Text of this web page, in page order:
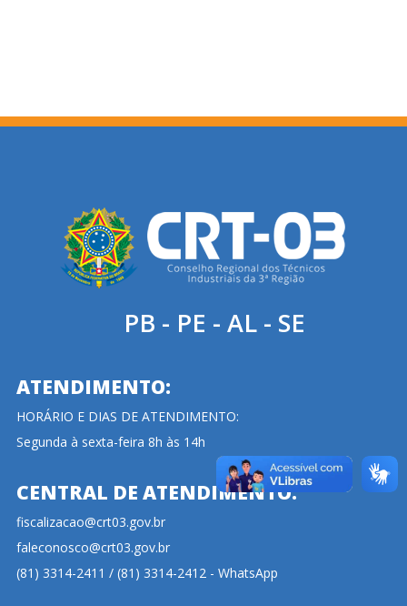
PB - PE - AL - SE
ATENDIMENTO:
HORÁRIO E DIAS DE ATENDIMENTO:
Segunda à sexta-feira 8h às 14h
CENTRAL DE ATENDIMENTO:
fiscalizacao@crt03.gov.br
faleconosco@crt03.gov.br
(81) 3314-2411 / (81) 3314-2412 - WhatsApp